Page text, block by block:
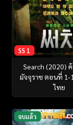
SS 1
Search (2020)
มัจจุราช ตอนที่ 1-
ไทย
จบแล้ว